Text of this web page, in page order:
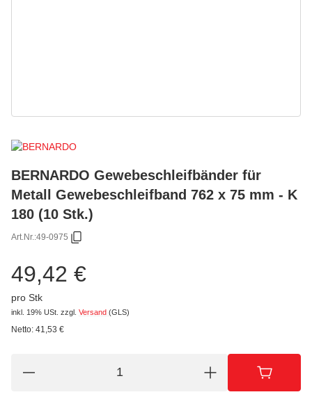
BERNARDO Gewebeschleifbänder für
Metall Gewebeschleifband 762 x 75 mm - K
180 (10 Stk.)
Art.Nr.:49-0975
49,42 €
pro Stk
inkl. 19% USt. zzgl. Versand (GLS)
Netto: 41,53 €